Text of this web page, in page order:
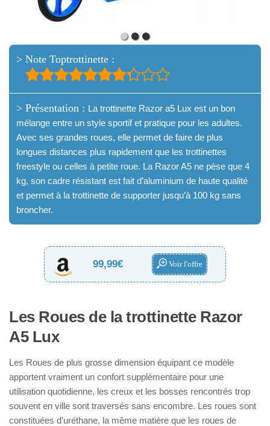
> Note Toptrottinette :
> Présentation : La trottinette Razor a5 Lux est un bon
mélange entre un style sportif et pratique pour les adultes.
Avec ses grandes roues, elle permet de faire de plus
longues distances plus rapidement que les trottinettes
freestyle ou celles à petite roue. La Razor A5 ne pèse que 4
kg, son cadre résistant est fait d’aluminium de haute qualité
et permet à la trottinette de supporter jusqu’à 100 kg sans
broncher.
99,99€ Voir l'offre
Les Roues de la trottinette Razor
A5 Lux
Les Roues de plus grosse dimension équipant ce modèle
apportent vraiment un confort supplémentaire pour une
utilisation quotidienne, les creux et les bosses rencontrés trop
souvent en ville sont traversés sans encombre. Les roues sont
constituées d’uréthane, la même matière que les roues de